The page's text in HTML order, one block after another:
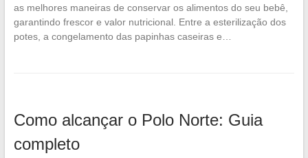
as melhores maneiras de conservar os alimentos do seu bebê,
garantindo frescor e valor nutricional. Entre a esterilização dos
potes, a congelamento das papinhas caseiras e…
Como alcançar o Polo Norte: Guia
completo